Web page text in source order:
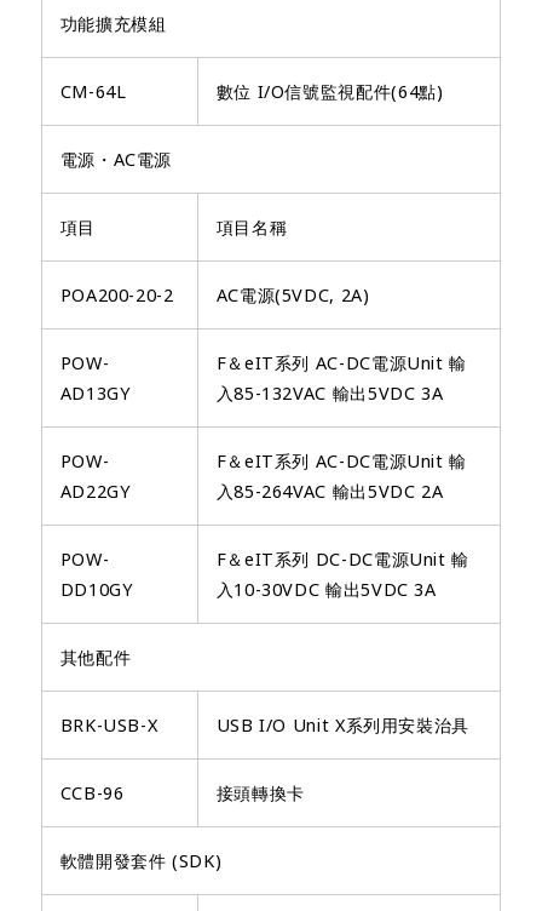
功能擴充模組
CM-64L 數位 I/O信號監視配件(64點)
電源・AC電源
項目 項目名稱
POA200-20-2 AC電源(5VDC, 2A)
POW-
AD13GY
F＆eIT系列 AC-DC電源Unit 輸
入85-132VAC 輸出5VDC 3A
POW-
AD22GY
F＆eIT系列 AC-DC電源Unit 輸
入85-264VAC 輸出5VDC 2A
POW-
DD10GY
F＆eIT系列 DC-DC電源Unit 輸
入10-30VDC 輸出5VDC 3A
其他配件
BRK-USB-X USB I/O Unit X系列用安裝治具
CCB-96 接頭轉換卡
軟體開發套件 (SDK)